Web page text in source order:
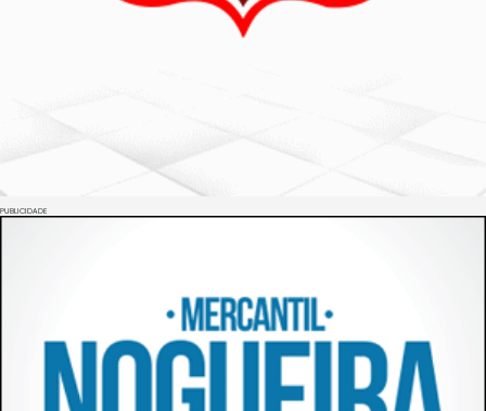
PUBLICIDADE